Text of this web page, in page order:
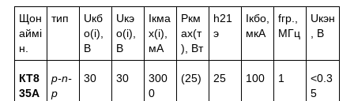
Щон
аймі
н.
тип
Uкб
о(і),
В
Uкэ
о(і),
В
Ікма
х(і),
мА
Ркм
ах(т
), Вт
һ21
э
Ікбо,
мкА
fгр.,
МГц
Uкэн
, В
КТ8
35А
p-n-
p
30 30
300
0
(25) 25 100 1
<0.3
5